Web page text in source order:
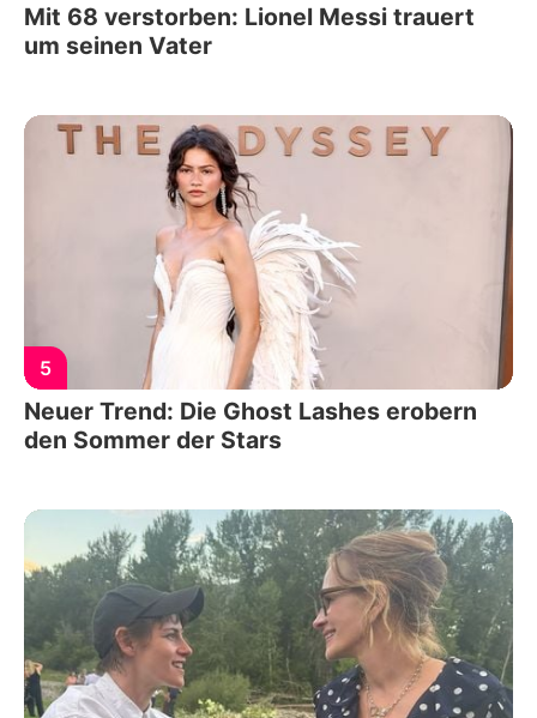
Mit 68 verstorben: Lionel Messi trauert
um seinen Vater
5
Neuer Trend: Die Ghost Lashes erobern
den Sommer der Stars